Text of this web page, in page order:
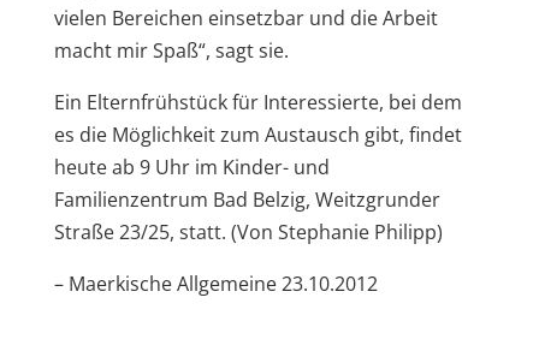
vielen Bereichen einsetzbar und die Arbeit
macht mir Spaß“, sagt sie.
Ein Elternfrühstück für Interessierte, bei dem
es die Möglichkeit zum Austausch gibt, findet
heute ab 9 Uhr im Kinder- und
Familienzentrum Bad Belzig, Weitzgrunder
Straße 23/25, statt. (Von Stephanie Philipp)
– Maerkische Allgemeine 23.10.2012